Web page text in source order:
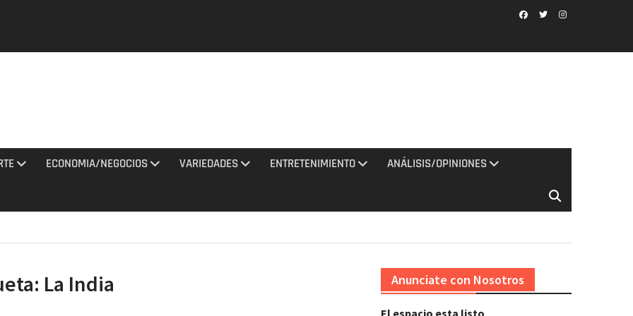
con
al
2026
noche
ECONOMIA/NEGOCIOS VARIEDADES ENTRETENIMIENTO ANÁLISIS/OPINIONES
La India Anunciate con Nosotros
El espacio esta listo